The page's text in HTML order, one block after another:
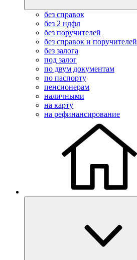
без справок
без 2 ндфл
без поручителей
без справок и поручителей
без залога
под залог
по двум документам
по паспорту
пенсионерам
наличными
на карту
на рефинансирование